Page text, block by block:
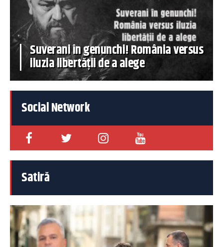
Suverani în genunchi! România versus
iluzia libertății de a alege
Social Network
Satiră